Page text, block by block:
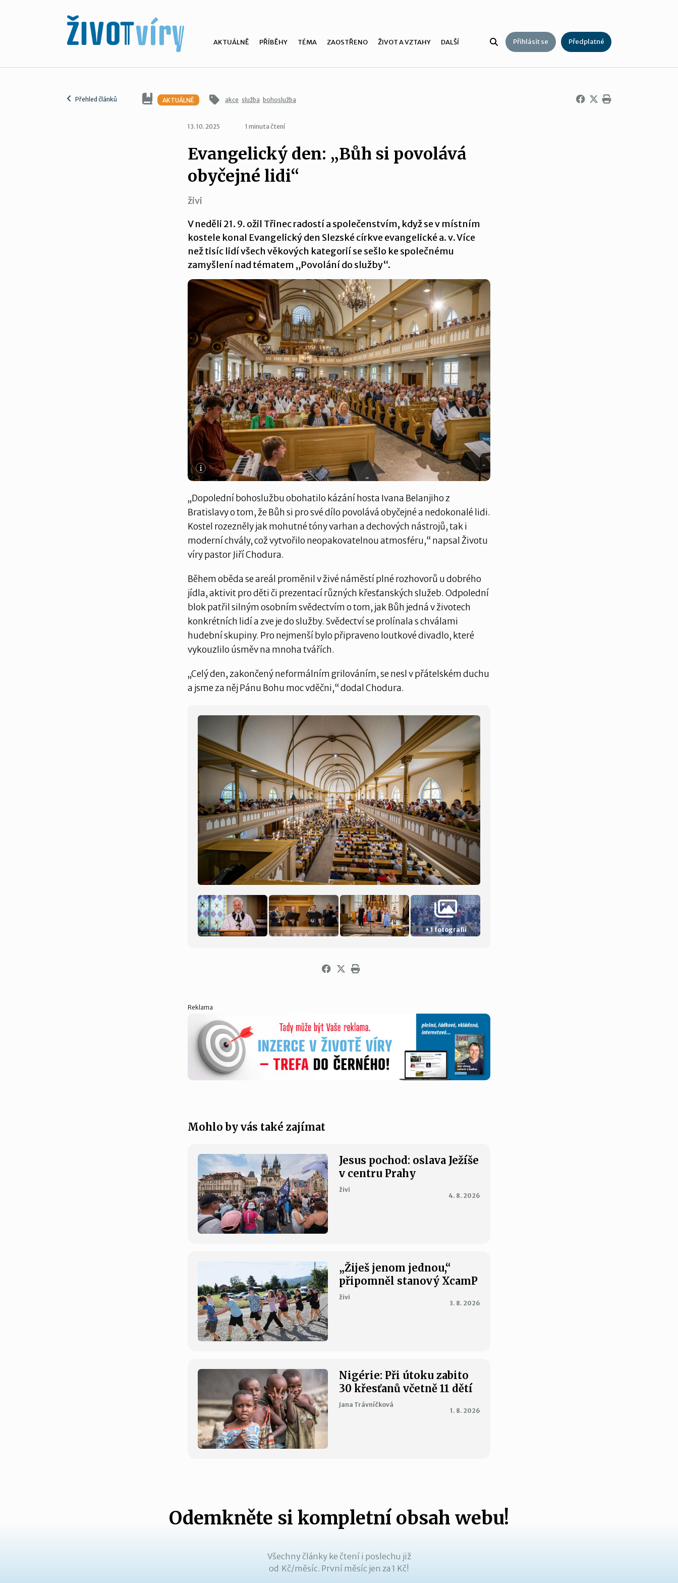
AKTUÁLNĚ PŘÍBĚHY TÉMA ZAOSTŘENO ŽIVOT A VZTAHY DALŠÍ Přihlásit se Předplatné
Přehled článků AKTUÁLNĚ akce služba bohoslužba
13. 10. 2025 1 minuta čtení
Evangelický den: „Bůh si povolává
obyčejné lidi“
živi
V neděli 21. 9. ožil Třinec radostí a společenstvím, když se v místním
kostele konal Evangelický den Slezské církve evangelické a. v. Více
než tisíc lidí všech věkových kategorií se sešlo ke společnému
zamyšlení nad tématem „Povolání do služby“.
„Dopolední bohoslužbu obohatilo kázání hosta Ivana Belanjiho z
Bratislavy o tom, že Bůh si pro své dílo povolává obyčejné a nedokonalé lidi.
Kostel rozezněly jak mohutné tóny varhan a dechových nástrojů, tak i
moderní chvály, což vytvořilo neopakovatelnou atmosféru,“ napsal Životu
víry pastor Jiří Chodura.
Během oběda se areál proměnil v živé náměstí plné rozhovorů u dobrého
jídla, aktivit pro děti či prezentací různých křesťanských služeb. Odpolední
blok patřil silným osobním svědectvím o tom, jak Bůh jedná v životech
konkrétních lidí a zve je do služby. Svědectví se prolínala s chválami
hudební skupiny. Pro nejmenší bylo připraveno loutkové divadlo, které
vykouzlilo úsměv na mnoha tvářích.
„Celý den, zakončený neformálním grilováním, se nesl v přátelském duchu
a jsme za něj Pánu Bohu moc vděčni,“ dodal Chodura.
+ 1 fotografií
Reklama
Mohlo by vás také zajímat
Jesus pochod: oslava Ježíše
v centru Prahy
živi
4. 8. 2026
„Žiješ jenom jednou,“
připomněl stanový XcamP
živi
3. 8. 2026
Nigérie: Při útoku zabito
30 křesťanů včetně 11 dětí
Jana Trávníčková
1. 8. 2026
Odemkněte si kompletní obsah webu!
Všechny články ke čtení i poslechu již
od Kč/měsíc. První měsíc jen za 1 Kč!